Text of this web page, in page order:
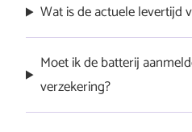
kostenverlaging bij een
onafhankelijker van het
afbouw van de
een thuisbatterij sla je zelf
Wat is de actuele levertijd
weken.
Moet ik de batterij
verzekering?